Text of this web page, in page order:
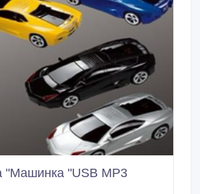
"Машинка "USB MP3